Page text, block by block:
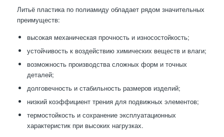
Литьё пластика по полиамиду обладает рядом значительных
преимуществ:
высокая механическая прочность и износостойкость;
устойчивость к воздействию химических веществ и влаги;
возможность производства сложных форм и точных
деталей;
долговечность и стабильность размеров изделий;
низкий коэффициент трения для подвижных элементов;
термостойкость и сохранение эксплуатационных
характеристик при высоких нагрузках.